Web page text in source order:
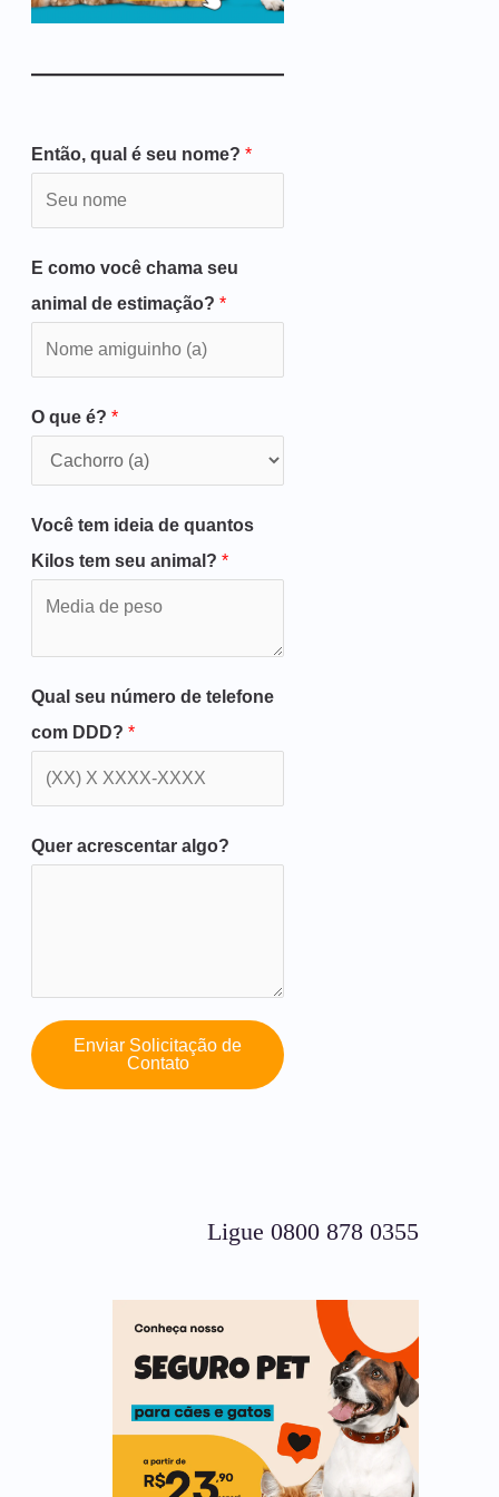
Então, qual é seu nome? *
E como você chama seu
animal de estimação? *
O que é? *
Você tem ideia de quantos
Kilos tem seu animal? *
Qual seu número de telefone
com DDD? *
Quer acrescentar algo?
Enviar Solicitação de
Contato
Ligue 0800 878 0355